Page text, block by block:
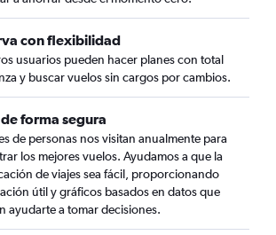
con flexibilidad
usuarios pueden hacer planes con total
y buscar vuelos sin cargos por cambios.
forma segura
de personas nos visitan anualmente para
los mejores vuelos. Ayudamos a que la
de viajes sea fácil, proporcionando
útil y gráficos basados en datos que
ayudarte a tomar decisiones.